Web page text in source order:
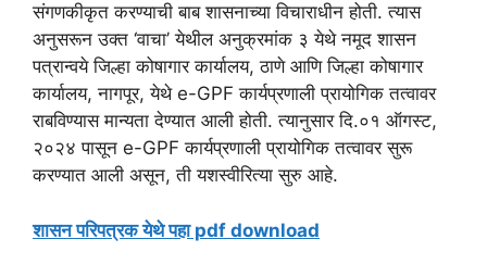
संगणकीकृत करण्याची बाब शासनाच्या विचाराधीन होती. त्यास
अनुसरून उक्त ‘वाचा’ येथील अनुक्रमांक ३ येथे नमूद शासन
पत्रान्वये जिल्हा कोषागार कार्यालय, ठाणे आणि जिल्हा कोषागार
कार्यालय, नागपूर, येथे e-GPF कार्यप्रणाली प्रायोगिक तत्वावर
राबविण्यास मान्यता देण्यात आली होती. त्यानुसार दि.०१ ऑगस्ट,
२०२४ पासून e-GPF कार्यप्रणाली प्रायोगिक तत्वावर सुरू
करण्यात आली असून, ती यशस्वीरित्या सुरु आहे.
शासन परिपत्रक येथे पहा pdf download